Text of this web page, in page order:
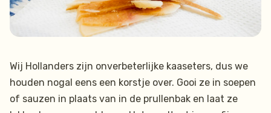
Wij Hollanders zijn onverbeterlijke kaaseters, dus we
houden nogal eens een korstje over. Gooi ze in soepen
of sauzen in plaats van in de prullenbak en laat ze